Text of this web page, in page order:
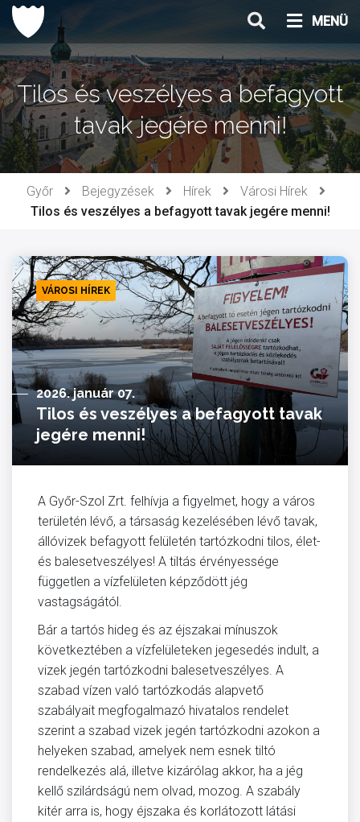
Ugrás
tartalomhoz
MENÜ
Tilos és veszélyes a befagyott
tavak jegére menni!
Győr Bejegyzések Hírek
Városi Hírek
Tilos és veszélyes a befagyott tavak jegére menni!
VÁROSI HÍREK
2026. január 07.
Tilos és veszélyes a befagyott tavak
jegére menni!
A Győr-Szol Zrt. felhívja a figyelmet, hogy a város
területén lévő, a társaság kezelésében lévő tavak,
állóvizek befagyott felületén tartózkodni tilos, élet-
és balesetveszélyes! A tiltás érvényessége
független a vízfelületen képződött jég
vastagságától.
Bár a tartós hideg és az éjszakai mínuszok
következtében a vízfelületeken jegesedés indult, a
vizek jegén tartózkodni balesetveszélyes. A
szabad vízen való tartózkodás alapvető
szabályait megfogalmazó hivatalos rendelet
szerint a szabad vizek jegén tartózkodni azokon a
helyeken szabad, amelyek nem esnek tiltó
rendelkezés alá, illetve kizárólag akkor, ha a jég
kellő szilárdságú nem olvad, mozog. A szabály
kitér arra is, hogy éjszaka és korlátozott látási